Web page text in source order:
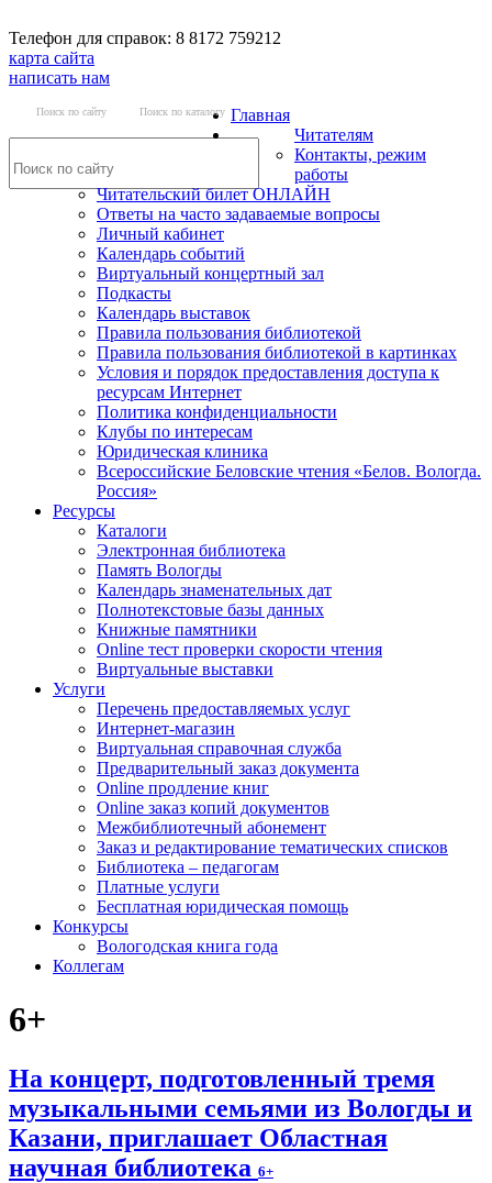
Телефон для справок: 8 8172 759212
карта сайта
написать нам
Поиск по сайту Поиск по каталогу Главная
Читателям
Контакты, режим
работы
Читательский билет ОНЛАЙН
Ответы на часто задаваемые вопросы
Личный кабинет
Календарь событий
Виртуальный концертный зал
Подкасты
Календарь выставок
Правила пользования библиотекой
Правила пользования библиотекой в картинках
Условия и порядок предоставления доступа к
ресурсам Интернет
Политика конфиденциальности
Клубы по интересам
Юридическая клиника
Всероссийские Беловские чтения «Белов. Вологда.
Россия»
Ресурсы
Каталоги
Электронная библиотека
Память Вологды
Календарь знаменательных дат
Полнотекстовые базы данных
Книжные памятники
Online тест проверки скорости чтения
Виртуальные выставки
Услуги
Перечень предоставляемых услуг
Интернет-магазин
Виртуальная справочная служба
Предварительный заказ документа
Online продление книг
Online заказ копий документов
Межбиблиотечный абонемент
Заказ и редактирование тематических списков
Библиотека – педагогам
Платные услуги
Бесплатная юридическая помощь
Конкурсы
Вологодская книга года
Коллегам
6+
На концерт, подготовленный тремя
музыкальными семьями из Вологды и
Казани, приглашает Областная
научная библиотека 6+